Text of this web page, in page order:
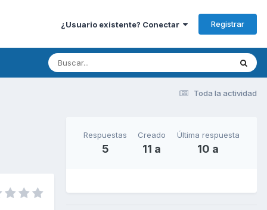
¿Usuario existente? Conectar Registrar
Toda la actividad
Respuestas
5
Creado
11 a
Última respuesta
10 a